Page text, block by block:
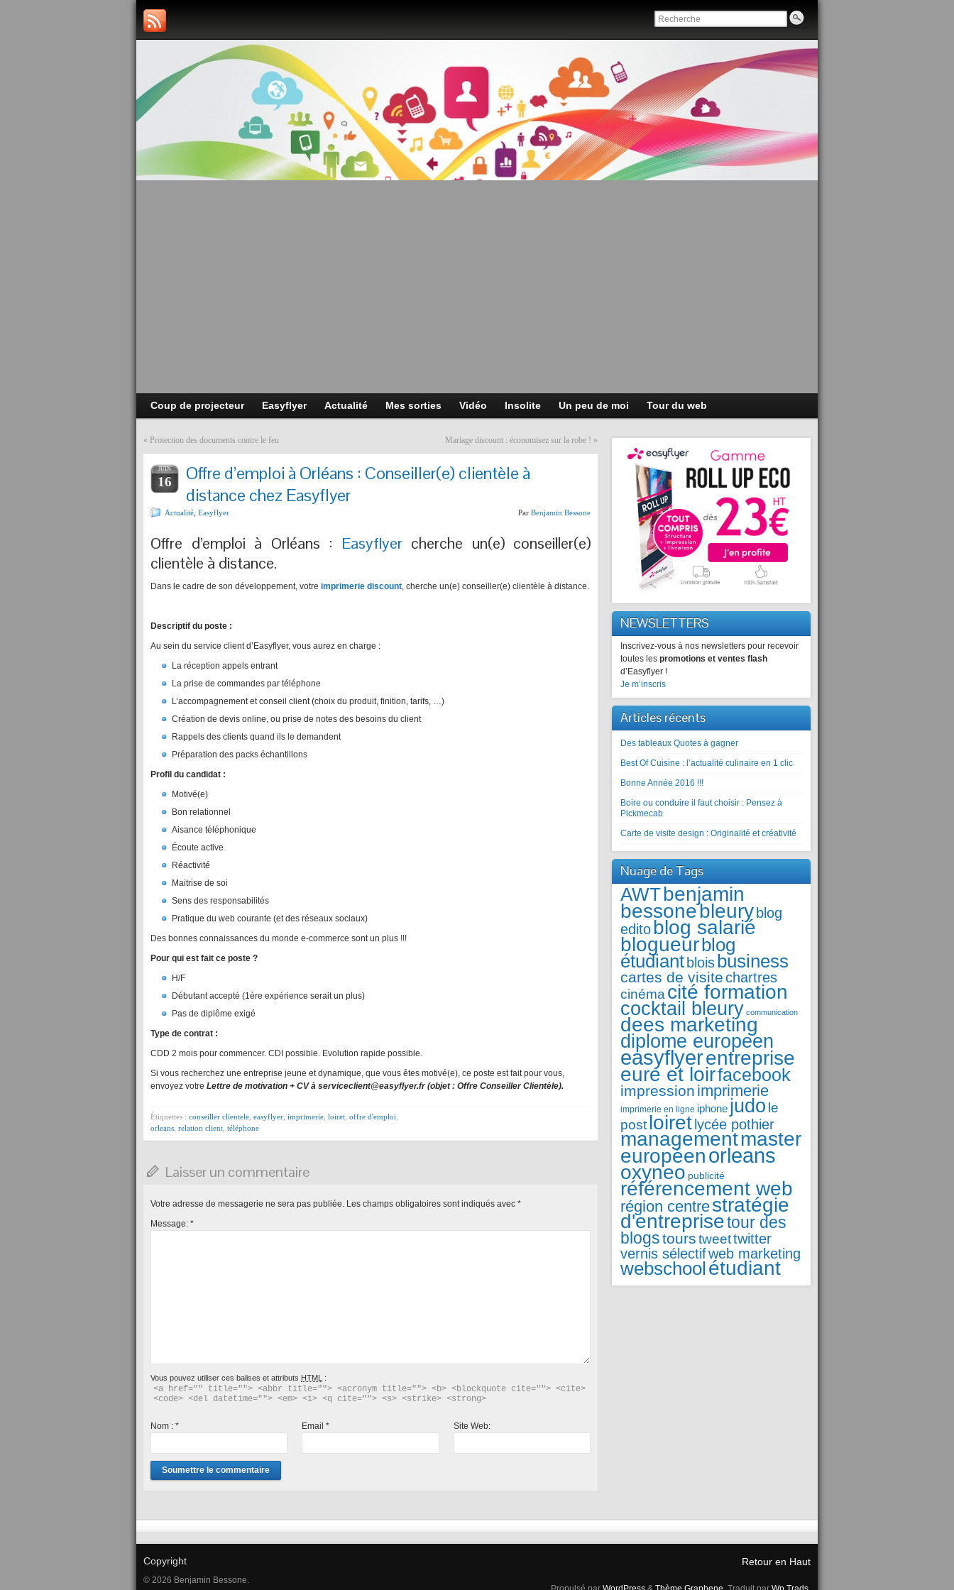
Coup de projecteur Easyflyer Actualité Mes sorties Vidéo Insolite Un peu de moi Tour du web
« Protection des documents contre le feu Mariage discount : économisez sur la robe ! »
JUIN
16
Offre d’emploi à Orléans : Conseiller(e) clientèle à
distance chez Easyflyer
Actualité Easyflyer Par Benjamin Bessone
Offre d’emploi à Orléans : Easyflyer cherche un(e) conseiller(e)
clientèle à distance.
Dans le cadre de son développement, votre imprimerie discount, cherche un(e) conseiller(e) clientèle à distance.
Descriptif du poste :
Au sein du service client d’Easyflyer, vous aurez en charge :
La réception appels entrant
La prise de commandes par téléphone
L’accompagnement et conseil client (choix du produit, finition, tarifs, …)
Création de devis online, ou prise de notes des besoins du client
Rappels des clients quand ils le demandent
Préparation des packs échantillons
Profil du candidat :
Motivé(e)
Bon relationnel
Aisance téléphonique
Écoute active
Réactivité
Maitrise de soi
Sens des responsabilités
Pratique du web courante (et des réseaux sociaux)
Des bonnes connaissances du monde e-commerce sont un plus !!!
Pour qui est fait ce poste ?
H/F
Débutant accepté (1ère expérience serait un plus)
Pas de diplôme exigé
Type de contrat :
CDD 2 mois pour commencer. CDI possible. Evolution rapide possible.
Si vous recherchez une entreprise jeune et dynamique, que vous êtes motivé(e), ce poste est fait pour vous,
envoyez votre Lettre de motivation + CV à serviceclient@easyflyer.fr (objet : Offre Conseiller Clientèle).
Étiquettes : conseiller clientele easyflyer imprimerie loiret offre d'emploi
orleans relation client téléphone
Laisser un commentaire
Votre adresse de messagerie ne sera pas publiée. Les champs obligatoires sont indiqués avec *
Message: *
Vous pouvez utiliser ces balises et attributs HTML :
<a href="" title=""> <abbr title=""> <acronym title=""> <b> <blockquote cite=""> <cite>
<code> <del datetime=""> <em> <i> <q cite=""> <s> <strike> <strong>
Nom : * Email* Site Web:
NEWSLETTERS
Inscrivez-vous à nos newsletters pour recevoir
toutes les promotions et ventes flash
d’Easyflyer !
Je m’inscris
Articles récents
Des tableaux Quotes à gagner
Best Of Cuisine : l’actualité culinaire en 1 clic
Bonne Année 2016 !!!
Boire ou conduire il faut choisir : Pensez à
Pickmecab
Carte de visite design : Originalité et créativité
Nuage de Tags
AWTbenjamin
bessonebleury blog
editoblog salarié
blogueur blog
étudiant bloisbusiness
cartes de visitechartres
cinémacité formation
cocktail bleury communication
dees marketing
diplome europeen
easyflyerentreprise
eure et loirfacebook
impression imprimerie
imprimerie en ligne iphone judo le
postloiret lycée pothier
managementmaster
européenorleans
oxyneo publicité
référencement web
région centrestratégie
d'entreprisetour des
blogstourstweettwitter
vernis sélectifweb marketing
webschool étudiant
Copyright
© 2026 Benjamin Bessone.
Retour en Haut